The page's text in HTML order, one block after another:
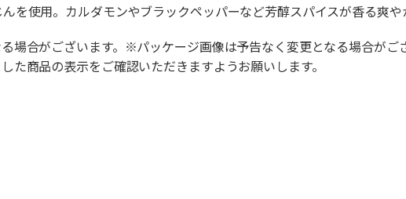
を使用。カルダモンやブラックペッパーなど芳醇スパイスが香る爽や
場合がございます。※パッケージ画像は予告なく変更となる場合がご
た商品の表示をご確認いただきますようお願いします。